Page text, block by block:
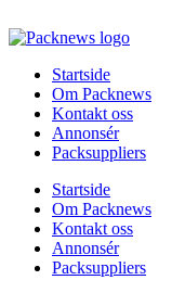
to
Startside
Om Packnews
Kontakt oss
Annonsér
Packsuppliers
Startside
Om Packnews
Kontakt oss
Annonsér
Packsuppliers